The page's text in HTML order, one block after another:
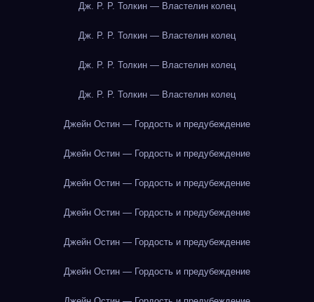
Дж. Р. Р. Толкин — Властелин колец
Дж. Р. Р. Толкин — Властелин колец
Дж. Р. Р. Толкин — Властелин колец
Дж. Р. Р. Толкин — Властелин колец
Джейн Остин — Гордость и предубеждение
Джейн Остин — Гордость и предубеждение
Джейн Остин — Гордость и предубеждение
Джейн Остин — Гордость и предубеждение
Джейн Остин — Гордость и предубеждение
Джейн Остин — Гордость и предубеждение